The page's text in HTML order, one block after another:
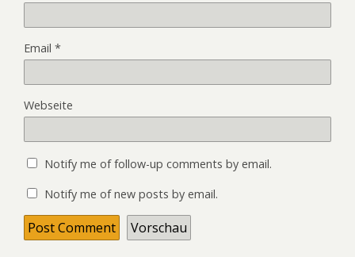
Email *
Webseite
Notify me of follow-up comments by email.
Notify me of new posts by email.